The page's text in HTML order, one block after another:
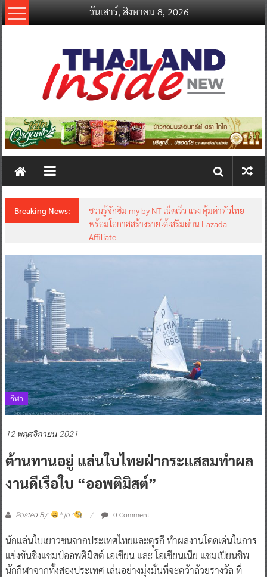
Skip
to
วันเสาร์, สิงหาคม 8, 2026
thailandinsidenew.com
Thailand
New
Breaking News:
ชวนรู้จักซิม my by NT เน็ตเร็ว แรง คุ้มค่าทั่วไทย
พร้อมโอกาสสร้างรายได้เสริมผ่าน Lazada
Affiliate
กีฬา
12 พฤศจิกายน 2021
ต้านทานอยู่ แล่นใบไทยฝ่ากระแสลมทำผล
งานดีเรือใบ “ออพติมิสต์”
Posted By: ^ jo ^ 0 Comment
นักแล่นใบเยาวชนจากประเทศไทยและตุรกี ทำผลงานโดดเด่นในการ
แข่งขันชิงแชมป์ออพติมิสต์ เอเชียน และ โอเชียนเนีย แชมเปียนชิพ
นักกีฬาจากทั้งสองประเทศ เล่นอย่างมุ่งมั่นที่จะคว้าถ้วยรางวัล ที่